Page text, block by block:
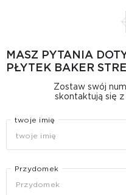
MASZ PYTANIA
PŁYTEK BAKER
Zostaw swój
skontaktują się z
twoje imię
Przydomek